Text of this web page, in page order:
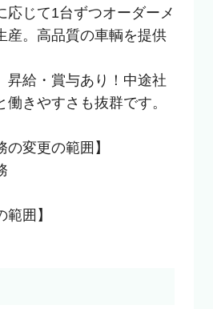
じて1台ずつオーダーメ
産。高品質の車輌を提供
給・賞与あり！中途社
働きやすさも抜群です。
の変更の範囲】
範囲】